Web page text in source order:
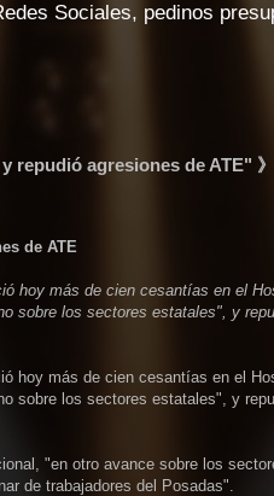
Sociales, pedinos
repudió agresiones de ATE" 》
de ATE
hoy más de cien cesantías en el
sobre los sectores estatales", y
hoy más de cien cesantías en el
sobre los sectores estatales", y
"en otro avance sobre los
de trabajadores del Posadas".